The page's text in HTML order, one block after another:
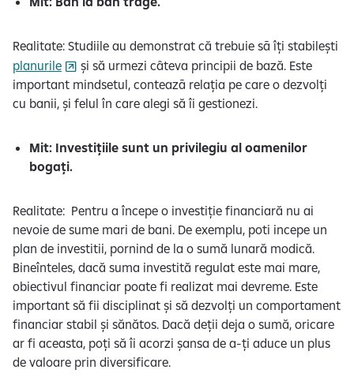
Realitate: Studiile au demonstrat că trebuie sā îți stabilești
planurile
și să urmezi câteva principii de bază. Este
important mindsetul, conteazā relația pe care o dezvolți
cu banii, și felul în care alegi să îi gestionezi.
Mit: Investițiile sunt un privilegiu al oamenilor
bogați.
Realitate: Pentru a începe o investiție financiară nu ai
nevoie de sume mari de bani. De exemplu, poti incepe un
plan de investitii, pornind de la o sumă lunară modică.
Bineînteles, dacă suma investită regulat este mai mare,
obiectivul financiar poate fi realizat mai devreme. Este
important să fii disciplinat și să dezvolți un comportament
financiar stabil și sănătos. Dacă deții deja o sumă, oricare
ar fi aceasta, poți să îi acorzi șansa de a-ți aduce un plus
de valoare prin diversificare.